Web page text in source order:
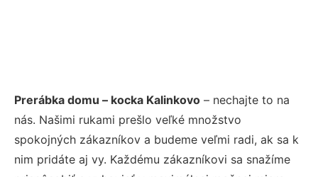
Prerábka domu – kocka Kalinkovo – nechajte to na
nás. Našimi rukami prešlo veľké množstvo
spokojných zákazníkov a budeme veľmi radi, ak sa k
nim pridáte aj vy. Každému zákazníkovi sa snažíme